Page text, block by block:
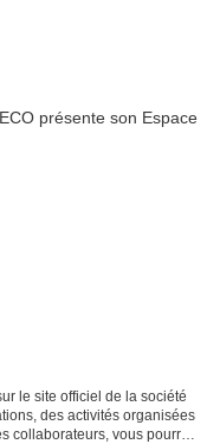
le site officiel de la société
des activités organisées
collaborateurs, vous pourrez